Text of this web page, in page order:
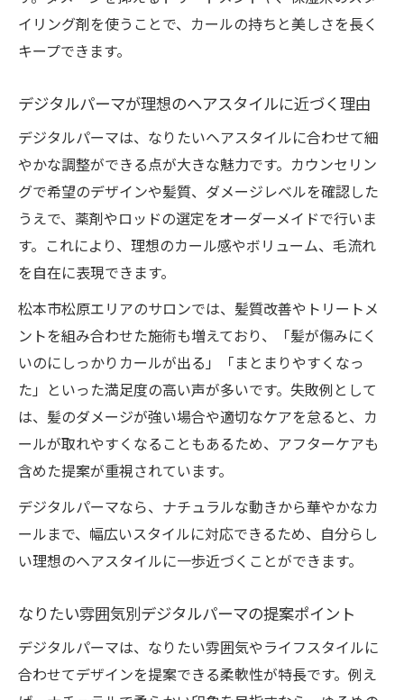
イリング剤を使うことで、カールの持ちと美しさを長く
キープできます。
デジタルパーマが理想のヘアスタイルに近づく理由
デジタルパーマは、なりたいヘアスタイルに合わせて細
やかな調整ができる点が大きな魅力です。カウンセリン
グで希望のデザインや髪質、ダメージレベルを確認した
うえで、薬剤やロッドの選定をオーダーメイドで行いま
す。これにより、理想のカール感やボリューム、毛流れ
を自在に表現できます。
松本市松原エリアのサロンでは、髪質改善やトリートメ
ントを組み合わせた施術も増えており、「髪が傷みにく
いのにしっかりカールが出る」「まとまりやすくなっ
た」といった満足度の高い声が多いです。失敗例として
は、髪のダメージが強い場合や適切なケアを怠ると、カ
ールが取れやすくなることもあるため、アフターケアも
含めた提案が重視されています。
デジタルパーマなら、ナチュラルな動きから華やかなカ
ールまで、幅広いスタイルに対応できるため、自分らし
い理想のヘアスタイルに一歩近づくことができます。
なりたい雰囲気別デジタルパーマの提案ポイント
デジタルパーマは、なりたい雰囲気やライフスタイルに
合わせてデザインを提案できる柔軟性が特長です。例え